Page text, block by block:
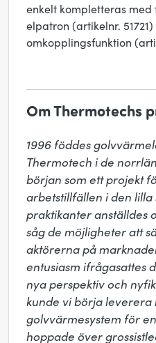
enkelt kompletteras
elpatron (artikelnr.
omkopplingsfunktion
Om Thermotechs
1996 föddes
Thermotech i de
början som ett projekt
arbetstillfällen i den lilla
praktikanter anställdes
såg de möjligheter att
aktörerna på
entusiasm ifrågasattes
nya perspektiv och
kunde vi börja leverera
golvvärmesystem för
hoppade över